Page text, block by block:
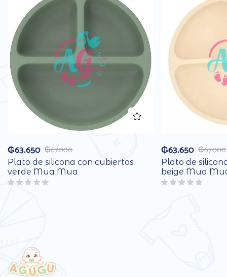
₲67.000
₲63.650
Plato de silicona con cubiertos
verde Mua Mua
₲67.000
₲63.650
Plato de
beige Mua